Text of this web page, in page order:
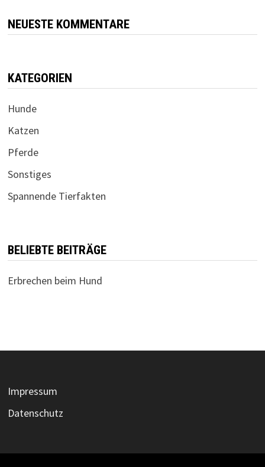
NEUESTE KOMMENTARE
KATEGORIEN
Hunde
Katzen
Pferde
Sonstiges
Spannende Tierfakten
BELIEBTE BEITRÄGE
Erbrechen beim Hund
Impressum
Datenschutz